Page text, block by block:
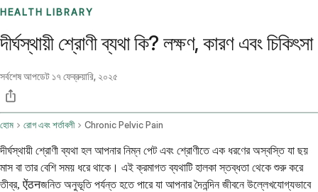
HEALTH LIBRARY
দীর্ঘস্থায়ী শ্রোণী ব্যথা কি? লক্ষণ, কারণ এবং চিকিৎসা
সর্বশেষ আপডেট ১৭ ফেব্রুয়ারি, ২০২৫
হোম রোগ এবং শর্তাবলী Chronic Pelvic Pain
দীর্ঘস্থায়ী শ্রোণী ব্যথা হল আপনার নিম্ন পেট এবং শ্রোণীতে এক ধরণের অস্বস্তি যা ছয়
মাস বা তার বেশি সময় ধরে থাকে। এই ক্রমাগত ব্যথাটি হালকা স্তব্ধতা থেকে শুরু করে
তীব্র, ऐंठनজনিত অনুভূতি পর্যন্ত হতে পারে যা আপনার দৈনন্দিন জীবনে উল্লেখযোগ্যভাবে